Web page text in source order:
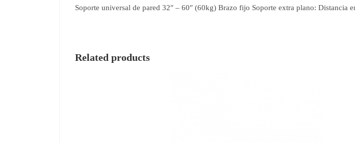
Soporte universal de pared 32″ – 60″ (60kg) Brazo fijo Soporte extra plano:
Related products